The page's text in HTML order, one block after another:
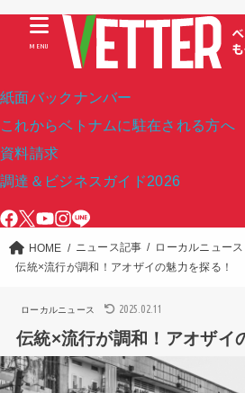
紙面バックナンバー
これからベトナムに駐在される方へ
資料請求
調達＆ビジネスガイド2026
MENU
HOME ニュース記事
ローカルニュース
伝統×流行が調和！アオザイの魅力を探る！
ローカルニュース 2025.02.11
伝統×流行が調和！アオザイ